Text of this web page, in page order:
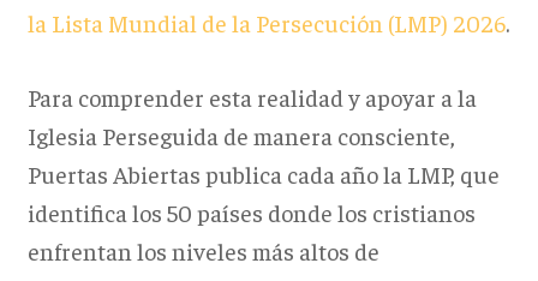
la Lista Mundial de la Persecución (LMP) 2026.
Para comprender esta realidad y apoyar a la
Iglesia Perseguida de manera consciente,
Puertas Abiertas publica cada año la LMP, que
identifica los 50 países donde los cristianos
enfrentan los niveles más altos de